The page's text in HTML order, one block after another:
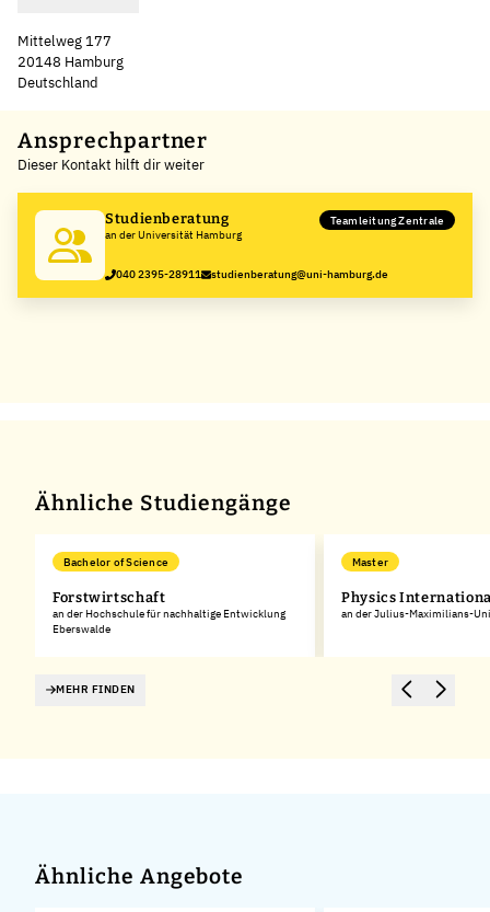
Mittelweg 177
20148 Hamburg
Deutschland
+
−
Ansprechpartner
Dieser Kontakt hilft dir weiter
Studienberatung
an der Universität Hamburg
Teamleitung Zentrale
040 2395-28911 studienberatung@uni-hamburg.de
Ähnliche Studiengänge
Bachelor of Science
Forstwirtschaft
an der Hochschule für nachhaltige Entwicklung
Eberswalde
Master
Physics
an der Julius-Maximilians-
MEHR FINDEN
Ähnliche Angebote